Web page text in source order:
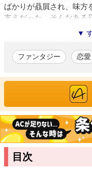
ばかりが贔屓され、味方
支えだった。そんなある
伯爵を紹介される。彼
蓋をするユリア。一方ジ
――？ 冷徹策士な伯爵
幕！
広島県出身。綺麗なタッ
中。
当麻リコ/原作
千葉県在住。2022年に
みしたら何故か聖女にな
デビュー。ピスタチオと
と自宅カラオケ。
▼
ファンタジー 恋愛
目次